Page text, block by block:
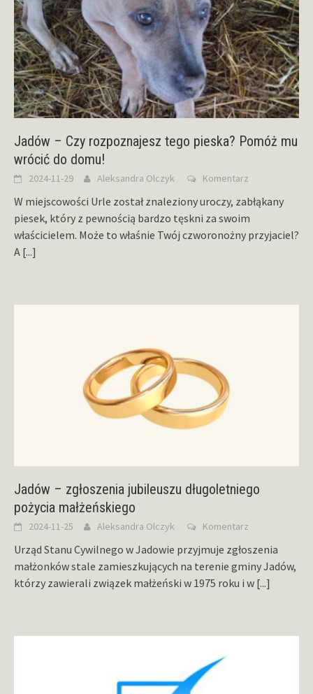
Jadów – Czy rozpoznajesz tego pieska? Pomóż mu
wrócić do domu!
2024-11-29 Aleksandra Olczyk Komentarz
W miejscowości Urle został znaleziony uroczy, zabłąkany
piesek, który z pewnością bardzo tęskni za swoim
właścicielem. Może to właśnie Twój czworonożny przyjaciel?
A [...]
Jadów – zgłoszenia jubileuszu długoletniego
pożycia małżeńskiego
2024-11-25 Aleksandra Olczyk Komentarz
Urząd Stanu Cywilnego w Jadowie przyjmuje zgłoszenia
małżonków stale zamieszkujących na terenie gminy Jadów,
którzy zawierali związek małżeński w 1975 roku i w [...]